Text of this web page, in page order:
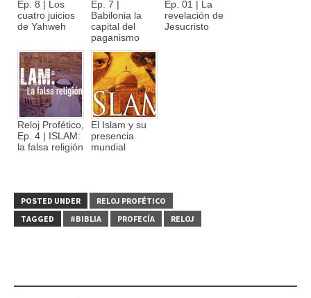
Ep. 8 | Los
cuatro juicios
de Yahweh
Ep. 7 |
Babilonia la
capital del
paganismo
Ep. 01 | La
revelación de
Jesucristo
Reloj Profético,
Ep. 4 | ISLAM:
la falsa religión
El Islam y su
presencia
mundial
POSTED UNDER
RELOJ PROFÉTICO
TAGGED
#BIBLIA PROFECÍA RELOJ